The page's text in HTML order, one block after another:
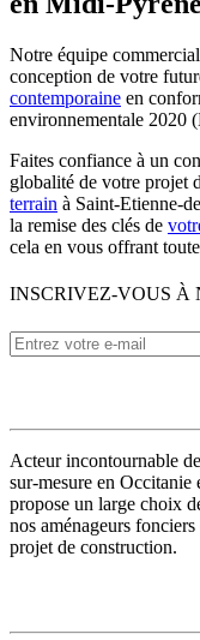
Notre équipe
conception de votre
contemporaine en
environnementale 2020
Faites confiance à un
globalité de votre projet
terrain à Saint-Etienne-
la remise des clés de
cela en vous offrant
INSCRIVEZ-VOUS À
Acteur incontournable
sur-mesure en
propose un large choix
nos aménageurs
projet de construction.